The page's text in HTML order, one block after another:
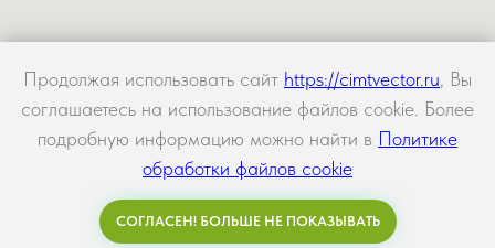
Задать вопрос
Продолжая использовать сайт https://cimtvector.ru, Вы
соглашаетесь на использование файлов cookie. Более
подробную информацию можно найти в Политике
обработки файлов cookie
СОГЛАСЕН! БОЛЬШЕ НЕ ПОКАЗЫВАТЬ